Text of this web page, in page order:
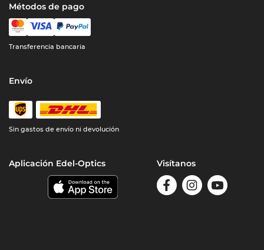
Métodos de pago
Transferencia bancaria
Envío
Sin gastos de envío ni devolución
Aplicación Edel-Optics Visítanos